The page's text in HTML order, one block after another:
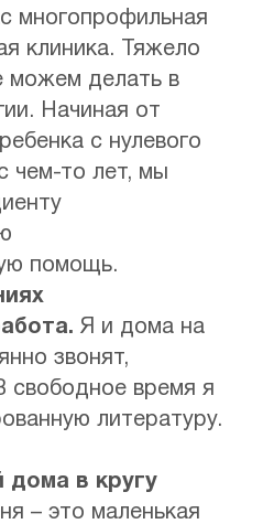
многопрофильная
клиника. Тяжело
можем делать в
Начиная от
с нулевого
чем-то лет, мы
помощь.
Я и дома на
звонят,
свободное время я
литературу.
в кругу
– это маленькая